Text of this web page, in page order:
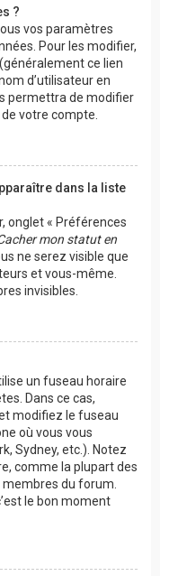
?
vos paramètres
Pour les modifier,
ce lien
d’utilisateur en
permettra de modifier
votre compte.
dans la liste
onglet « Préférences
mon statut en
ne serez visible que
et vous-même.
invisibles.
un fuseau horaire
Dans ce cas,
modifiez le fuseau
où vous vous
Sydney, etc.). Notez
comme la plupart des
membres du forum.
le bon moment